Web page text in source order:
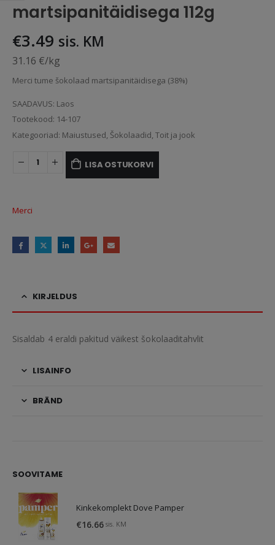
martsipanitäidisega 112g
€3.49 sis. KM
31.16 €/kg
Merci tume šokolaad martsipanitäidisega (38%)
SAADAVUS: Laos
Tootekood: 14-107
Kategooriad: Maiustused, Šokolaadid, Toit ja jook
LISA OSTUKORVI
Merci
KIRJELDUS
Sisaldab 4 eraldi pakitud väikest šokolaaditahvlit
LISAINFO
BRÄND
SOOVITAME
Kinkekomplekt Dove Pamper
€16.66 sis. KM